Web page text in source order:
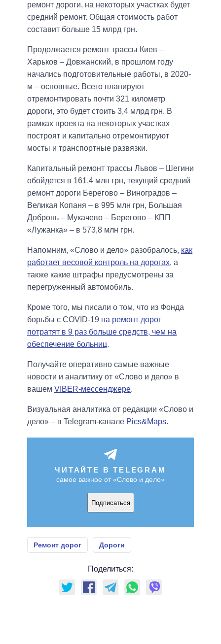
ремонт дороги, на некоторых участках будет
средний ремонт. Общая стоимость работ
составит больше 15 млрд грн.
Продолжается ремонт трассы Киев –
Харьков – Довжанский, в прошлом году
начались подготовительные работы, в 2020-
м – основные. Всего планируют
отремонтировать почти 321 километр
дороги, это будет стоить 3,4 млрд грн. В
рамках проекта на некоторых участках
построят и капитально отремонтируют
мосты и транспортные развязки.
Капитальный ремонт трассы Львов – Шегини
обойдется в 161,4 млн грн, текущий средний
ремонт дороги Берегово – Виноградов –
Великая Копаня – в 995 млн грн, Большая
Добронь – Мукачево – Берегово – КПП
«Лужанка» – в 573,8 млн грн.
Напомним, «Слово и дело» разобралось, как
работает весовой контроль на дорогах, а
также какие штрафы предусмотрены за
перегруженный автомобиль.
Кроме того, мы писали о том, что из Фонда
борьбы с COVID-19 на ремонт дорог
потратят в 9 раз больше средств, чем на
обеспечение больниц.
Получайте оперативно самые важные
новости и аналитику от «Слово и дело» в
вашем VIBER-мессенджере.
Визуальная аналитика от редакции «Слово и
дело» – в Telegram-канале Pics&Maps.
ЧИТАЙТЕ В TELEGRAM
самое важное от «Слово и дело»
Подписаться
Ремонт дорог Дороги
Поделиться: